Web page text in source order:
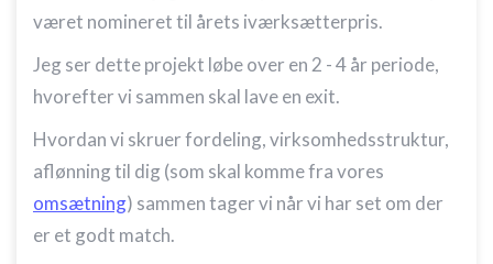
været nomineret til årets iværksætterpris.
Jeg ser dette projekt løbe over en 2 - 4 år periode,
hvorefter vi sammen skal lave en exit.
Hvordan vi skruer fordeling, virksomhedsstruktur,
aflønning til dig (som skal komme fra vores
omsætning) sammen tager vi når vi har set om der
er et godt match.